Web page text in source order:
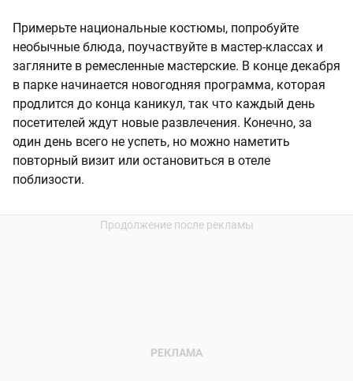
Примерьте национальные костюмы, попробуйте
необычные блюда, поучаствуйте в мастер-классах и
загляните в ремесленные мастерские. В конце декабря
в парке начинается новогодняя программа, которая
продлится до конца каникул, так что каждый день
посетителей ждут новые развлечения. Конечно, за
один день всего не успеть, но можно наметить
повторный визит или остановиться в отеле
поблизости.